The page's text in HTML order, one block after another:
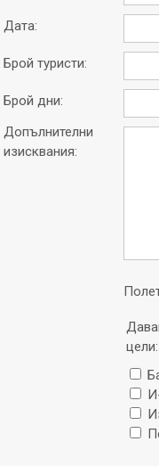
Дата:
Брой туристи:
Брой дни:
Допълнителни
изисквания:
цели: